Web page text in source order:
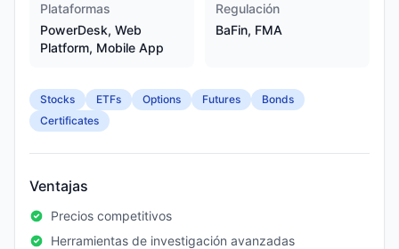
Plataformas
PowerDesk, Web
Platform, Mobile App
Regulación
BaFin, FMA
Stocks ETFs Options Futures
Bonds
Certificates
Ventajas
Precios competitivos
Herramientas de investigación avanzadas